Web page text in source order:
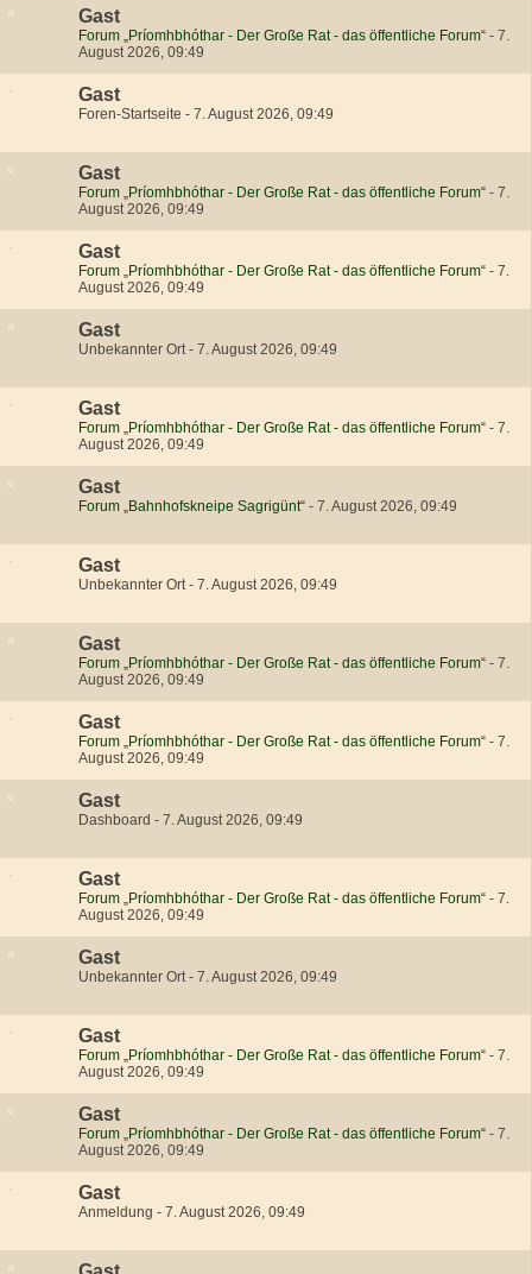
Gast
Forum „Príomhbhóthar - Der Große Rat - das öffentliche Forum“ - 7.
August 2026, 09:49
Gast
Foren-Startseite - 7. August 2026, 09:49
Gast
Forum „Príomhbhóthar - Der Große Rat - das öffentliche Forum“ - 7.
August 2026, 09:49
Gast
Forum „Príomhbhóthar - Der Große Rat - das öffentliche Forum“ - 7.
August 2026, 09:49
Gast
Unbekannter Ort - 7. August 2026, 09:49
Gast
Forum „Príomhbhóthar - Der Große Rat - das öffentliche Forum“ - 7.
August 2026, 09:49
Gast
Forum „Bahnhofskneipe Sagrigünt“ - 7. August 2026, 09:49
Gast
Unbekannter Ort - 7. August 2026, 09:49
Gast
Forum „Príomhbhóthar - Der Große Rat - das öffentliche Forum“ - 7.
August 2026, 09:49
Gast
Forum „Príomhbhóthar - Der Große Rat - das öffentliche Forum“ - 7.
August 2026, 09:49
Gast
Dashboard - 7. August 2026, 09:49
Gast
Forum „Príomhbhóthar - Der Große Rat - das öffentliche Forum“ - 7.
August 2026, 09:49
Gast
Unbekannter Ort - 7. August 2026, 09:49
Gast
Forum „Príomhbhóthar - Der Große Rat - das öffentliche Forum“ - 7.
August 2026, 09:49
Gast
Forum „Príomhbhóthar - Der Große Rat - das öffentliche Forum“ - 7.
August 2026, 09:49
Gast
Anmeldung - 7. August 2026, 09:49